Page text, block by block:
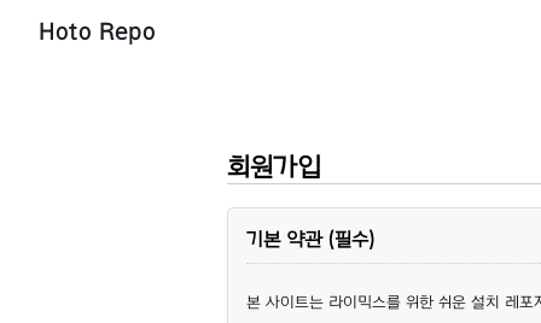
Hoto Repo
회원가입
기본 약관 (필수)
본 사이트는 라이믹스를 위한 쉬운 설치 레포